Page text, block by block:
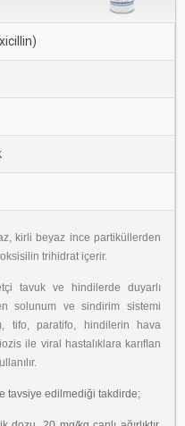
kirli beyaz ince partiküllerden
trihidrat içerir.
tavuk ve hindilerde duyarlı
solunum ve sindirim sistemi
tifo, paratifo, hindilerin hava
ile viral hastalıklara karıﬂan
tavsiye edilmediği takdirde;